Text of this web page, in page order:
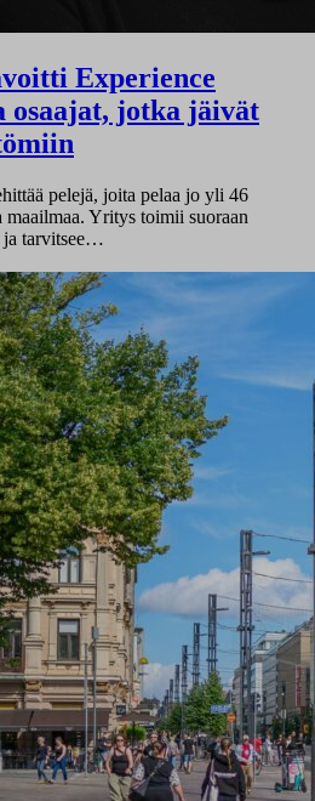
Experience
osaajat, jotka jäivät
pelejä, joita pelaa jo yli 46
Yritys toimii suoraan
ja tarvitsee…